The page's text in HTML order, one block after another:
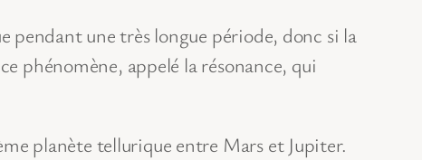
pendant une très longue période, donc si la
phénomène, appelé la résonance, qui
planète tellurique entre Mars et Jupiter.